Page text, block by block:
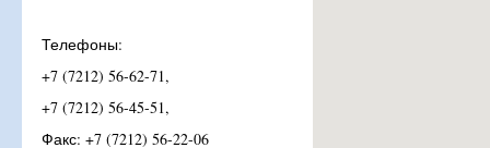
Телефоны:
+7 (7212) 56-62-71,
+7 (7212) 56-45-51,
Факс: +7 (7212) 56-22-06